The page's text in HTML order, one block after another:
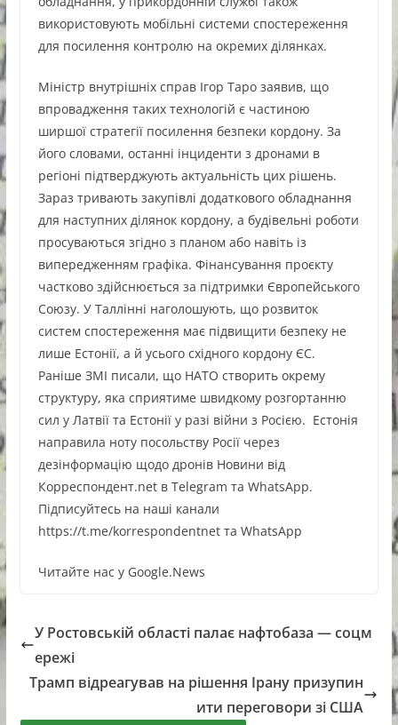
використовують мобільні системи спостереження
для посилення контролю на окремих ділянках.
Міністр внутрішніх справ Ігор Таро заявив, що
впровадження таких технологій є частиною
ширшої стратегії посилення безпеки кордону. За
його словами, останні інциденти з дронами в
регіоні підтверджують актуальність цих рішень.
Зараз тривають закупівлі додаткового обладнання
для наступних ділянок кордону, а будівельні роботи
просуваються згідно з планом або навіть із
випередженням графіка. Фінансування проєкту
частково здійснюється за підтримки Європейського
Союзу. У Таллінні наголошують, що розвиток
систем спостереження має підвищити безпеку не
лише Естонії, а й усього східного кордону ЄС.
Раніше ЗМІ писали, що НАТО створить окрему
структуру, яка сприятиме швидкому розгортанню
сил у Латвії та Естонії у разі війни з Росією. Естонія
направила ноту посольству Росії через
дезінформацію щодо дронів Новини від
Корреспондент.net в Telegram та WhatsApp.
Підписуйтесь на наші канали
https://t.me/korrespondentnet та WhatsApp
Читайте нас у Google.News
У Ростовській області палає нафтобаза — соцм
ережі
Трамп відреагував на рішення Ірану призупин
ити переговори зі США